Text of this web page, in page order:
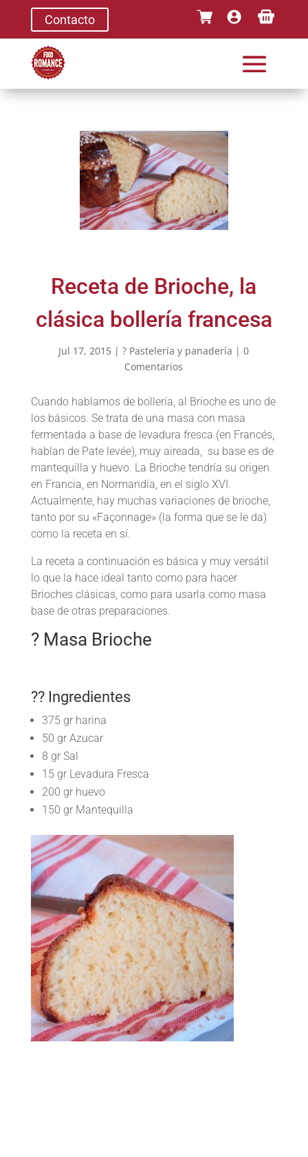
Contacto
Receta de Brioche, la
clásica bollería francesa
Jul 17, 2015 |? Pastelería y panadería |0
Comentarios
Cuando hablamos de bollería, al Brioche es uno de
los básicos. Se trata de una masa con masa
fermentada a base de levadura fresca (en Francés,
hablan de Pate levée), muy aireada, su base es de
mantequilla y huevo. La Brioche tendría su origen
en Francia, en Normandía, en el siglo XVI.
Actualmente, hay muchas variaciones de brioche,
tanto por su «Façonnage» (la forma que se le da)
como la receta en sí.
La receta a continuación es básica y muy versátil
lo que la hace ideal tanto como para hacer
Brioches clásicas, como para usarla como masa
base de otras preparaciones.
? Masa Brioche
?? Ingredientes
375 gr harina
50 gr Azucar
8 gr Sal
15 gr Levadura Fresca
200 gr huevo
150 gr Mantequilla